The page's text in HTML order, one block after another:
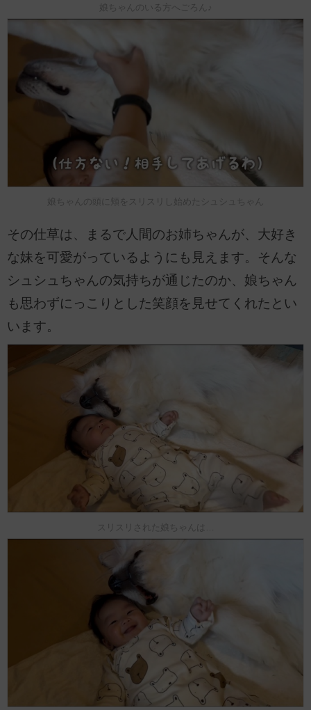
娘ちゃんのいる方へごろん♪
娘ちゃんの頭に頬をスリスリし始めたシュシュちゃん
その仕草は、まるで人間のお姉ちゃんが、大好き
な妹を可愛がっているようにも見えます。そんな
シュシュちゃんの気持ちが通じたのか、娘ちゃん
も思わずにっこりとした笑顔を見せてくれたとい
います。
スリスリされた娘ちゃんは…